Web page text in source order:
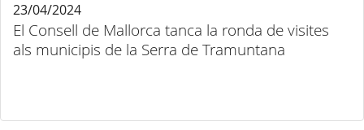
El Consell de Mallorca tanca la ronda de visites
als municipis de la Serra de Tramuntana
23/04/2024